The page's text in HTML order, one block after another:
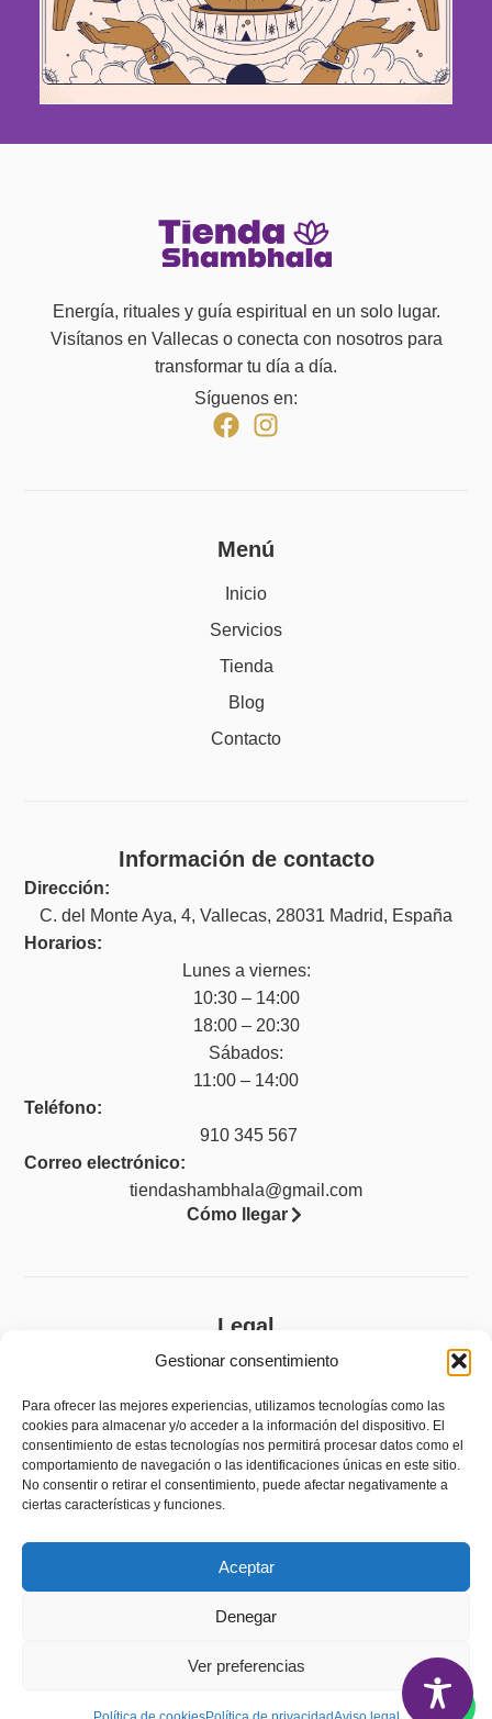
Gestionar consentimiento
Para ofrecer las mejores experiencias, utilizamos tecnologías como las
cookies para almacenar y/o acceder a la información del dispositivo. El
consentimiento de estas tecnologías nos permitirá procesar datos como el
comportamiento de navegación o las identificaciones únicas en este sitio.
No consentir o retirar el consentimiento, puede afectar negativamente a
ciertas características y funciones.
Aceptar
Denegar
Ver preferencias
Energía, rituales y guía espiritual en un solo lugar.
Visítanos en Vallecas o conecta con nosotros para
transformar tu día a día.
Síguenos en:
Menú
Inicio
Servicios
Tienda
Blog
Contacto
Información de contacto
Dirección:
C. del Monte Aya, 4, Vallecas, 28031 Madrid, España
Horarios:
Lunes a viernes:
10:30 – 14:00
18:00 – 20:30
Sábados:
11:00 – 14:00
Teléfono:
910 345 567
Correo electrónico:
tiendashambhala@gmail.com
Cómo llegar
Legal
Aviso legal
Política de privacidad
Política de cookies (UE)
Accesibilidad
Política de devoluciones y reembolsos